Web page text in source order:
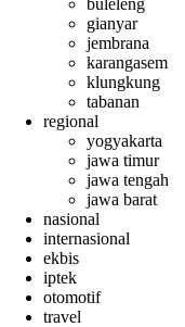
buleleng
gianyar
jembrana
karangasem
klungkung
tabanan
regional
yogyakarta
jawa timur
jawa tengah
jawa barat
nasional
internasional
ekbis
iptek
otomotif
travel